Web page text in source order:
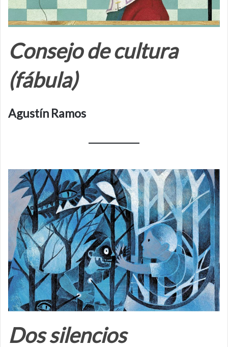
Consejo de cultura
(fábula)
Agustín Ramos
Dos silencios